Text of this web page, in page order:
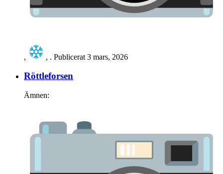
, , . Publicerat 3 mars, 2026
Röttleforsen
Ämnen: